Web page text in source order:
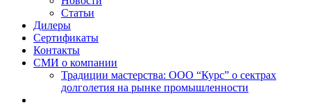
Статьи
Дилеры
Сертификаты
Контакты
СМИ о компании
Традиции мастерства: ООО “Курс” о сектрах
долголетия на рынке промышленности